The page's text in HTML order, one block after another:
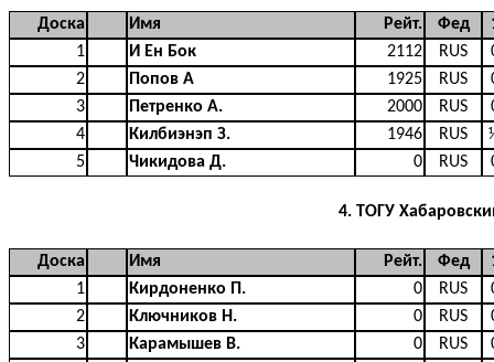
Доска Имя Рейт. Фед
1
И Ен Бок 2112 RUS
2
Попов А 1925 RUS
3
Петренко А. 2000 RUS
4
Килбиэнэп З. 1946 RUS
5
Чикидова Д. 0 RUS
4. ТОГУ
Доска Имя Рейт. Фед
1
Кирдоненко П. 0 RUS
2
Ключников Н. 0 RUS
3
Карамышев В. 0 RUS